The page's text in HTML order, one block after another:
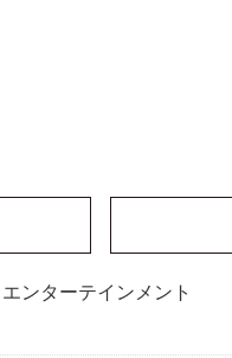
エンターテインメント